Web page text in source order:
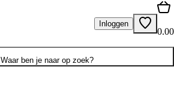
Inloggen
0.00
Waar ben je naar op zoek?